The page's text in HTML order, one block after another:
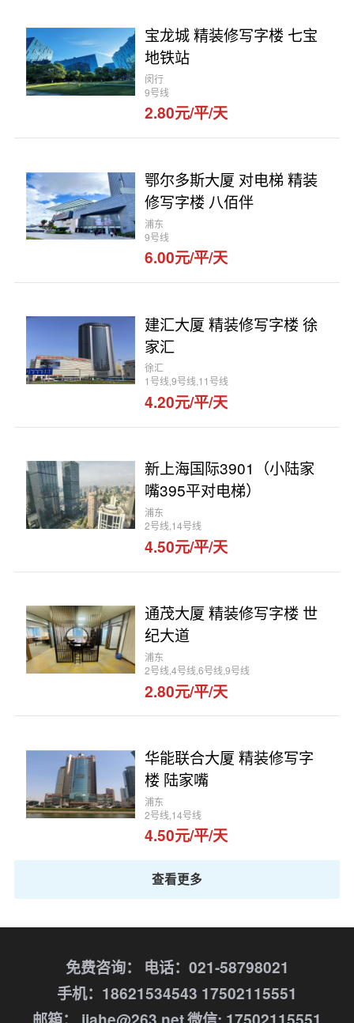
宝龙城 精装修写字楼 七宝
地铁站
闵行
9号线
2.80元/平/天
鄂尔多斯大厦 对电梯 精装
修写字楼 八佰伴
浦东
9号线
6.00元/平/天
建汇大厦 精装修写字楼 徐
家汇
徐汇
1号线,9号线,11号线
4.20元/平/天
新上海国际3901（小陆家
嘴395平对电梯）
浦东
2号线,14号线
4.50元/平/天
通茂大厦 精装修写字楼 世
纪大道
浦东
2号线,4号线,6号线,9号线
2.80元/平/天
华能联合大厦 精装修写字
楼 陆家嘴
浦东
2号线,14号线
4.50元/平/天
查看更多
免费咨询：
电话：021-58798021
手机：18621534543 17502115551